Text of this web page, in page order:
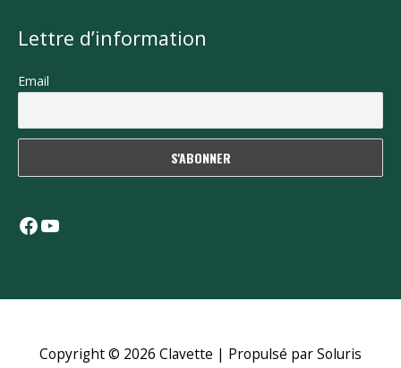
Lettre d’information
Email
Facebook
YouTube
Copyright © 2026 Clavette | Propulsé par Soluris